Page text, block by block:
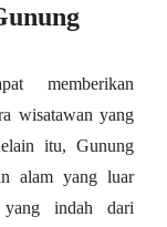
memberikan
wisatawan yang
itu, Gunung
alam yang luar
indah dari